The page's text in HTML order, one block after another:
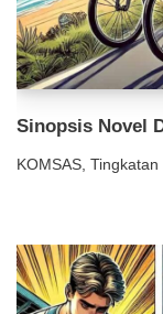
Sinopsis Novel
KOMSAS, Tingkatan